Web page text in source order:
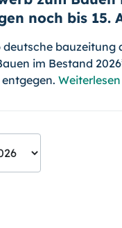
noch bis 15.
deutsche bauzeitung
im Bestand
Weiterlesen